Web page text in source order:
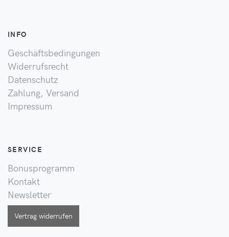
INFO
Geschäftsbedingungen
Widerrufsrecht
Datenschutz
Zahlung, Versand
Impressum
SERVICE
Bonusprogramm
Kontakt
Newsletter
Vertrag widerrufen